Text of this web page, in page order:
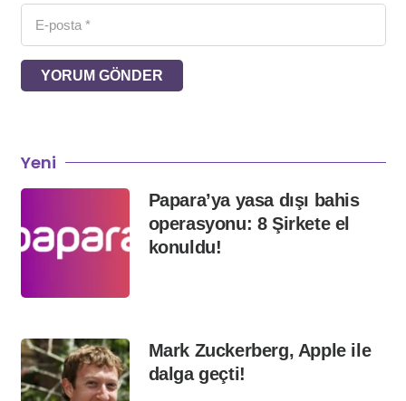
YORUM GÖNDER
Yeni
Papara’ya yasa dışı bahis
operasyonu: 8 Şirkete el
konuldu!
Mark Zuckerberg, Apple ile
dalga geçti!